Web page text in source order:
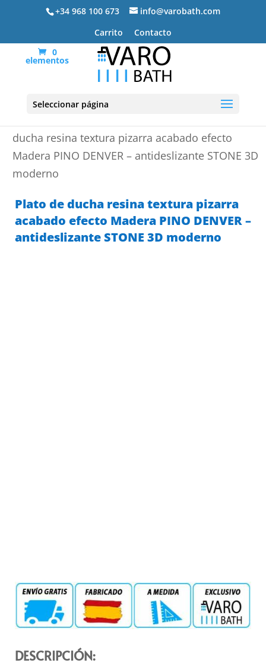
+34 968 100 673
info@varobath.com
Carrito
Contacto
0
elementos
Seleccionar página
ducha resina textura pizarra acabado efecto
Madera PINO DENVER – antideslizante STONE 3D
moderno
Plato de ducha resina textura pizarra
acabado efecto Madera PINO DENVER –
antideslizante STONE 3D moderno
DESCRIPCIÓN: